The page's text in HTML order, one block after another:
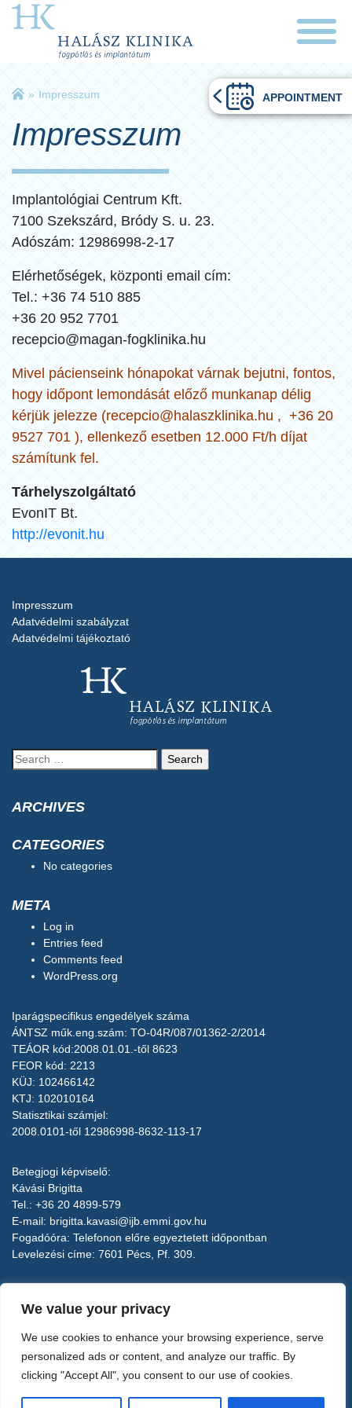
We value your privacy
We use cookies to enhance your browsing experience, serve
personalized ads or content, and analyze our traffic. By
clicking "Accept All", you consent to our use of cookies.
APPOINTMENT
» Impresszum
Impresszum
Implantológiai Centrum Kft.
7100 Szekszárd, Bródy S. u. 23.
Adószám: 12986998-2-17
Elérhetőségek, központi email cím:
Tel.: +36 74 510 885
+36 20 952 7701
recepcio@magan-fogklinika.hu
Mivel pácienseink hónapokat várnak bejutni, fontos,
hogy időpont lemondását előző munkanap délig
kérjük jelezze (recepcio@halaszklinika.hu , +36 20
9527 701 ), ellenkező esetben 12.000 Ft/h díjat
számítunk fel.
Tárhelyszolgáltató
EvonIT Bt.
http://evonit.hu
Impresszum
Adatvédelmi szabályzat
Adatvédelmi tájékoztató
Search
for:
ARCHIVES
CATEGORIES
No categories
META
Log in
Entries feed
Comments feed
WordPress.org
Iparágspecifikus engedélyek száma
ÁNTSZ műk.eng.szám: TO-04R/087/01362-2/2014
TEÁOR kód:2008.01.01.-től 8623
FEOR kód: 2213
KÜJ: 102466142
KTJ: 102010164
Statisztikai számjel:
2008.0101-től 12986998-8632-113-17
Betegjogi képviselő:
Kávási Brigitta
Tel.: +36 20 4899-579
E-mail: brigitta.kavasi@ijb.emmi.gov.hu
Fogadóóra: Telefonon előre egyeztetett időpontban
Levelezési címe: 7601 Pécs, Pf. 309.
7100 Szekszárd, Bródy S. u. 23.
Tel.: +36 74 510 885
recepcio@magan-fogklinika.hu
Adószám: 12986998-2-17